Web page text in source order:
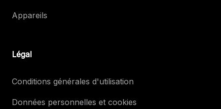
Appareils
Légal
Conditions générales d'utilisation
Données personnelles et cookies